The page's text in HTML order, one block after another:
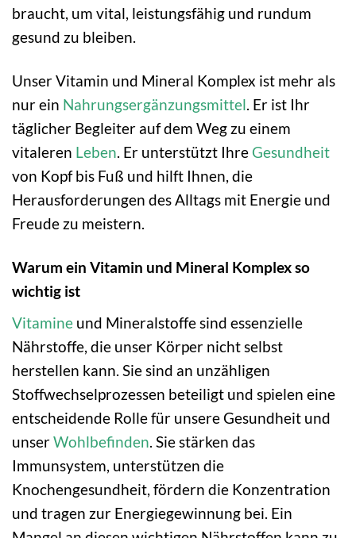
braucht, um vital, leistungsfähig und rundum
gesund zu bleiben.
Unser Vitamin und Mineral Komplex ist mehr als
nur ein Nahrungsergänzungsmittel. Er ist Ihr
täglicher Begleiter auf dem Weg zu einem
vitaleren Leben. Er unterstützt Ihre Gesundheit
von Kopf bis Fuß und hilft Ihnen, die
Herausforderungen des Alltags mit Energie und
Freude zu meistern.
Warum ein Vitamin und Mineral Komplex so
wichtig ist
Vitamine und Mineralstoffe sind essenzielle
Nährstoffe, die unser Körper nicht selbst
herstellen kann. Sie sind an unzähligen
Stoffwechselprozessen beteiligt und spielen eine
entscheidende Rolle für unsere Gesundheit und
unserWohlbefinden . Sie stärken das
Immunsystem, unterstützen die
Knochengesundheit, fördern die Konzentration
und tragen zur Energiegewinnung bei. Ein